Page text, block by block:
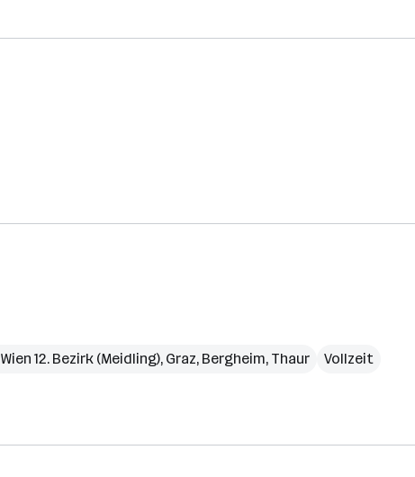
Wien 12. Bezirk (Meidling), Graz, Bergheim, Thaur
Vollzeit